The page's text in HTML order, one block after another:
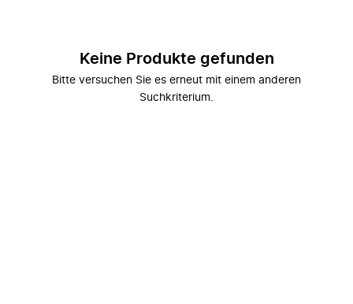
Keine Produkte gefunden
Bitte versuchen Sie es erneut mit einem anderen
Suchkriterium.